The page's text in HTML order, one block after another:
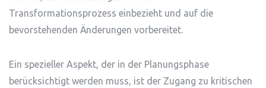
Transformationsprozess einbezieht und auf die
bevorstehenden Änderungen vorbereitet.
Ein spezieller Aspekt, der in der Planungsphase
berücksichtigt werden muss, ist der Zugang zu kritischen